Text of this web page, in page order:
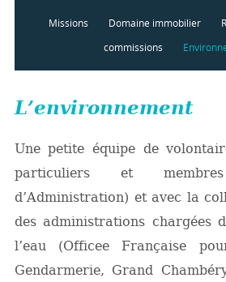
Missions Domaine immobilier
commissions
L’environnement
Une petite équipe de
particuliers et
d’Administration) et avec la
des administrations chargées
l’eau (Officee Française
Gendarmerie, Grand